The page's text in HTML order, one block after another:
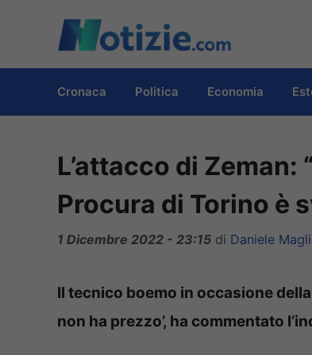
contenuto
Cronaca Politica Economia
L’attacco di Zeman:
Procura di Torino è
1 Dicembre 2022 - 23:15 di Daniele
Il tecnico boemo in occasione
non ha prezzo’, ha commentato